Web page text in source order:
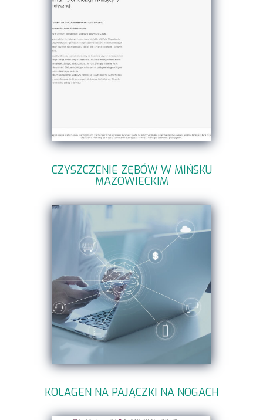
CZYSZCZENIE ZĘBÓW W MIŃSKU
MAZOWIECKIM
KOLAGEN NA PAJĄCZKI NA NOGACH